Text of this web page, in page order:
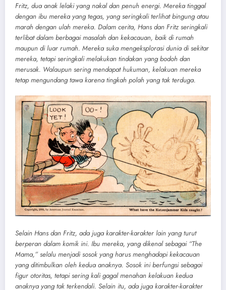
Fritz, dua anak lelaki yang nakal dan penuh energi. Mereka tinggal
dengan ibu mereka yang tegas, yang seringkali terlihat bingung atau
marah dengan ulah mereka. Dalam cerita, Hans dan Fritz seringkali
terlibat dalam berbagai masalah dan kekacauan, baik di rumah
maupun di luar rumah. Mereka suka mengeksplorasi dunia di sekitar
mereka, tetapi seringkali melakukan tindakan yang bodoh dan
merusak. Walaupun sering mendapat hukuman, kelakuan mereka
tetap mengundang tawa karena tingkah polah yang tak terduga.
Selain Hans dan Fritz, ada juga karakter-karakter lain yang turut
berperan dalam komik ini. Ibu mereka, yang dikenal sebagai “The
Mama,” selalu menjadi sosok yang harus menghadapi kekacauan
yang ditimbulkan oleh kedua anaknya. Sosok ini berfungsi sebagai
figur otoritas, tetapi sering kali gagal menahan kelakuan kedua
anaknya yang tak terkendali. Selain itu, ada juga karakter-karakter